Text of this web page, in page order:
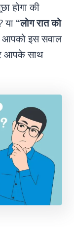
होगा की
या “लोग रात को
इस सवाल
आपके साथ